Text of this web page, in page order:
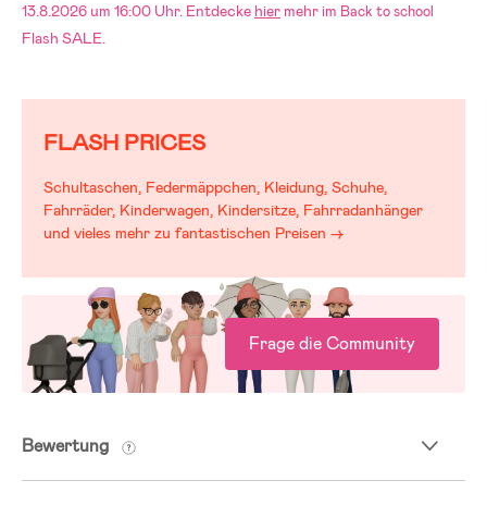
13.8.2026 um 16:00 Uhr. Entdecke hier mehr im Back to school
Flash SALE.
FLASH PRICES
Schultaschen, Federmäppchen, Kleidung, Schuhe,
Fahrräder, Kinderwagen, Kindersitze, Fahrradanhänger
und vieles mehr zu fantastischen Preisen →
Frage die Community
Bewertung